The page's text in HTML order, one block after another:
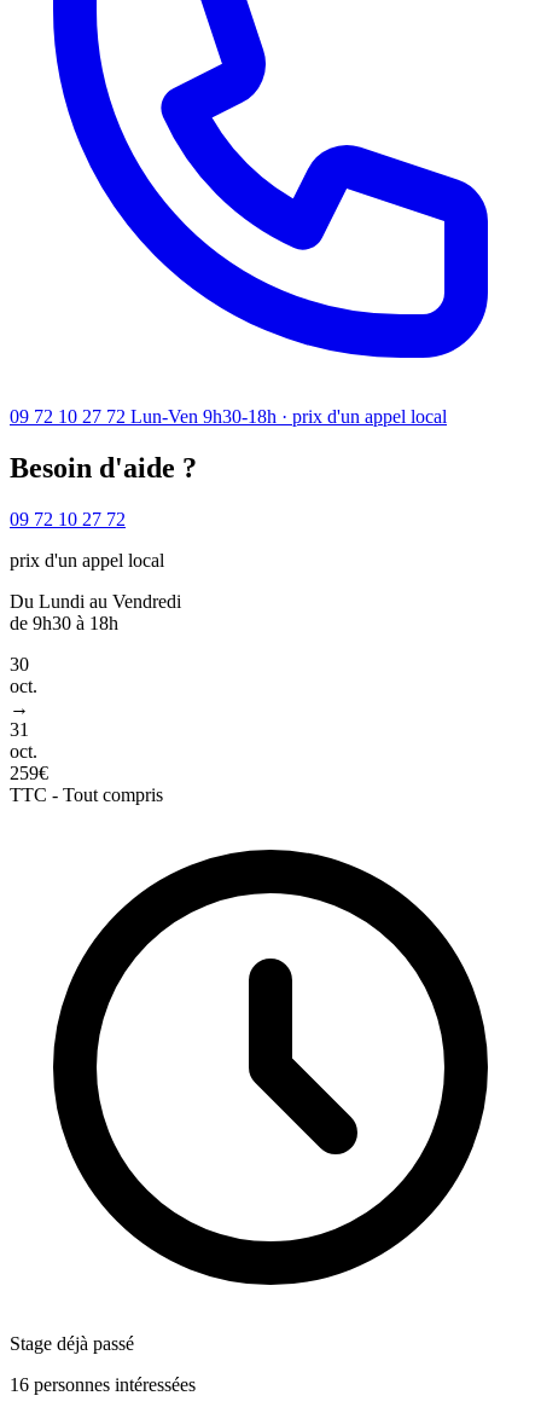
09 72 10 27 72 Lun-Ven 9h30-18h · prix d'un appel local
Besoin d'aide ?
09 72 10 27 72
prix d'un appel local
Du Lundi au Vendredi
de 9h30 à 18h
30
oct.
→
31
oct.
259€
TTC - Tout compris
Stage déjà passé
16 personnes intéressées